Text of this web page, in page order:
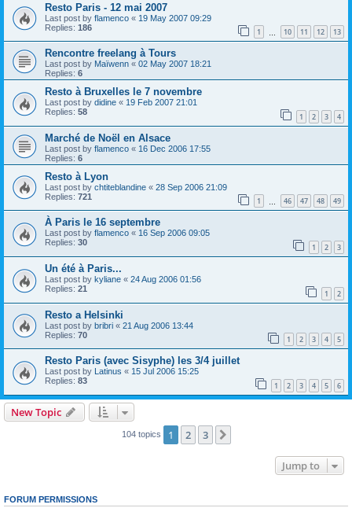
Resto Paris - 12 mai 2007
Last post by flamenco « 19 May 2007 09:29
Replies: 186 1 10 11 12 13
Rencontre freelang à Tours
Last post by Maïwenn « 02 May 2007 18:21
Replies: 6
Resto à Bruxelles le 7 novembre
Last post by didine « 19 Feb 2007 21:01
Replies: 58 1 2 3 4
Marché de Noël en Alsace
Last post by flamenco « 16 Dec 2006 17:55
Replies: 6
Resto à Lyon
Last post by chtiteblandine « 28 Sep 2006 21:09
Replies: 721 1 46 47 48 49
À Paris le 16 septembre
Last post by flamenco « 16 Sep 2006 09:05
Replies: 30 1 2 3
Un été à Paris...
Last post by kyliane « 24 Aug 2006 01:56
Replies: 21 1 2
Resto a Helsinki
Last post by bribri « 21 Aug 2006 13:44
Replies: 70 1 2 3 4 5
Resto Paris (avec Sisyphe) les 3/4 juillet
Last post by Latinus « 15 Jul 2006 15:25
Replies: 83 1 2 3 4 5 6
New Topic
104 topics 1 2 3
Jump to
FORUM PERMISSIONS